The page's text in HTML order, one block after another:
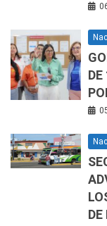
DE